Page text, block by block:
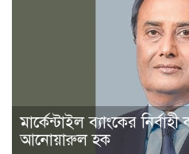
মার্কেন্টাইল ব্যাংকের
আনোয়ারুল হক